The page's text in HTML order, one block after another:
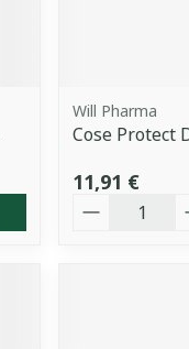
Will Pharma
Cose Protect
11,91 €
Quantité